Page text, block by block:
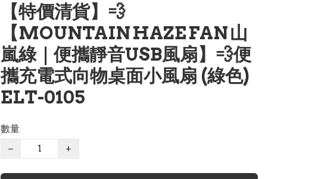
【特價清貨】💨
【MOUNTAIN HAZE FAN 山
嵐綠｜便攜靜音USB風扇】💨便
攜充電式向物桌面小風扇 (綠色)
ELT-0105
數量
−
+